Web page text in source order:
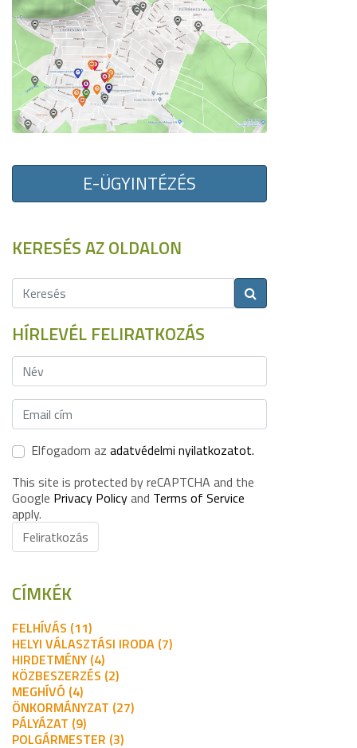
E-ÜGYINTÉZÉS
KERESÉS AZ OLDALON
HÍRLEVÉL FELIRATKOZÁS
Elfogadom az adatvédelmi nyilatkozatot.
This site is protected by reCAPTCHA and the
Google Privacy Policyand Terms of Service
apply.
Feliratkozás
CÍMKÉK
FELHÍVÁS (11)
HELYI VÁLASZTÁSI IRODA (7)
HIRDETMÉNY (4)
KÖZBESZERZÉS (2)
MEGHÍVÓ (4)
ÖNKORMÁNYZAT (27)
PÁLYÁZAT (9)
POLGÁRMESTER (3)